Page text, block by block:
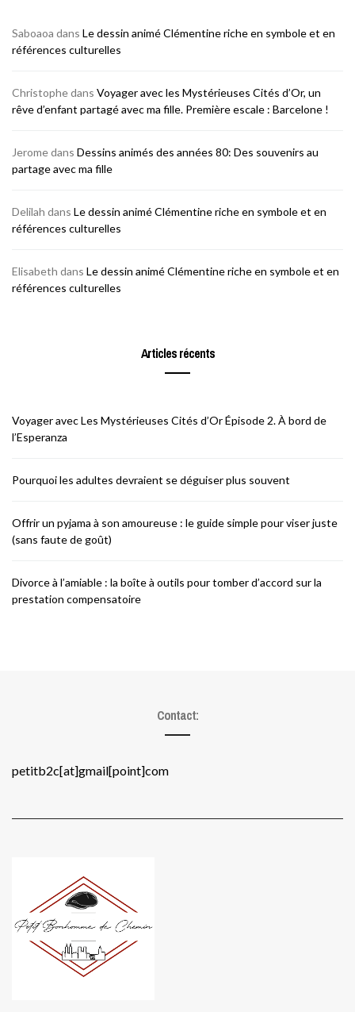
Saboaoa dans Le dessin animé Clémentine riche en symbole et en
références culturelles
Christophedans Voyager avec les Mystérieuses Cités d’Or, un
rêve d’enfant partagé avec ma fille. Première escale : Barcelone !
Jeromedans Dessins animés des années 80: Des souvenirs au
partage avec ma fille
Delilah dans Le dessin animé Clémentine riche en symbole et en
références culturelles
Elisabeth dans Le dessin animé Clémentine riche en symbole et en
références culturelles
Articles récents
Voyager avec Les Mystérieuses Cités d’Or Épisode 2. À bord de
l’Esperanza
Pourquoi les adultes devraient se déguiser plus souvent
Offrir un pyjama à son amoureuse : le guide simple pour viser juste
(sans faute de goût)
Divorce à l’amiable : la boîte à outils pour tomber d’accord sur la
prestation compensatoire
Contact:
petitb2c[at]gmail[point]com